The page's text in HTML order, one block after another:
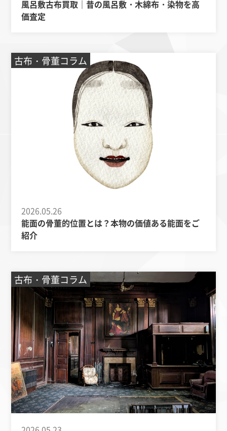
風呂敷古布買取｜昔の風呂敷・木綿布・染物を高
価査定
古布・骨董コラム
2026.05.26
能面の骨董的位置とは？本物の価値ある能面をご
紹介
古布・骨董コラム